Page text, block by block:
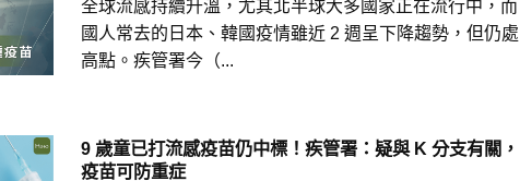
全球流感持續升溫，尤其北半球大多國家正在流行中，而
國人常去的日本、韓國疫情雖近 2 週呈下降趨勢，但仍處
高點。疾管署今（...
9 歲童已打流感疫苗仍中標！疾管署：疑與 K 分支有關，
疫苗可防重症